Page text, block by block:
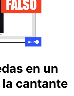
en un
cantante